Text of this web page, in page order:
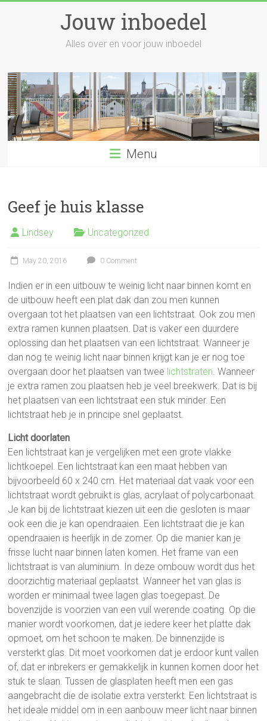
Jouw inboedel
Alles over en voor jouw inboedel
Menu
Geef je huis klasse
Lindsey Uncategorized
May 20, 2016 0 Comment
Indien er in een uitbouw te weinig licht naar binnen komt en
de uitbouw heeft een plat dak dan zou men kunnen
overgaan tot het plaatsen van een lichtstraat. Ook zou men
extra ramen kunnen plaatsen. Dat is vaker een duurdere
oplossing dan het plaatsen van een lichtstraat. Wanneer je
dan nog te weinig licht naar binnen krijgt kan je er nog toe
overgaan door het plaatsen van twee lichtstraten. Wanneer
je extra ramen zou plaatsen heb je veel breekwerk. Dat is bij
het plaatsen van een lichtstraat een stuk minder. Een
lichtstraat heb je in principe snel geplaatst.
Licht doorlaten
Een lichtstraat kan je vergelijken met een grote vlakke
lichtkoepel. Een lichtstraat kan een maat hebben van
bijvoorbeeld 60 x 240 cm. Het materiaal dat vaak voor een
lichtstraat wordt gebruikt is glas, acrylaat of polycarbonaat.
Je kan bij de lichtstraat kiezen uit een die gesloten is maar
ook een die je kan opendraaien. Een lichtstraat die je kan
opendraaien is heerlijk in de zomer. Op die manier kan je
frisse lucht naar binnen laten komen. Het frame van een
lichtstraat is van aluminium. In deze ombouw wordt dus het
doorzichtig materiaal geplaatst. Wanneer het van glas is
worden er minimaal twee lagen glas toegepast. De
bovenzijde is voorzien van een vuil werende coating. Op die
manier wordt voorkomen, dat je iedere keer het platte dak
opmoet, om het schoon te maken. De binnenzijde is
versterkt glas. Dit moet voorkomen dat je erdoor kunt vallen
of, dat er inbrekers er gemakkelijk in kunnen komen door het
stuk te slaan. Tussen de glasplaten heeft men een gas
aangebracht die de isolatie extra versterkt. Een lichtstraat is
het ideale middel om in een aanbouw meer licht naar binnen